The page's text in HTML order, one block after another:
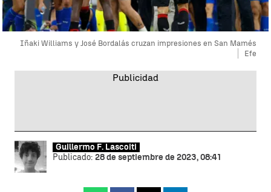
Iñaki Williams y José Bordalás cruzan impresiones en San Mamés
Efe
Guillermo F. Lascoiti
Publicado: 28 de septiembre de 2023, 08:41